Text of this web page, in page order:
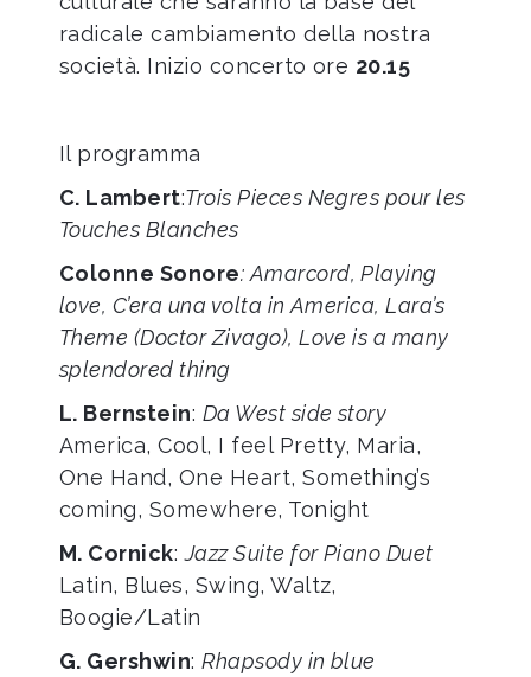
radicale cambiamento della nostra
società. Inizio concerto ore 20.15
Il programma
C. Lambert:Trois Pieces Negres pour les
Touches Blanches
Colonne Sonore: Amarcord, Playing
love, C’era una volta in America, Lara’s
Theme (Doctor Zivago), Love is a many
splendored thing
L. Bernstein: Da West side story
America, Cool, I feel Pretty, Maria,
One Hand, One Heart, Something’s
coming, Somewhere, Tonight
M. Cornick:Jazz Suite for Piano Duet
Latin, Blues, Swing, Waltz,
Boogie/Latin
G. Gershwin:Rhapsody in blue